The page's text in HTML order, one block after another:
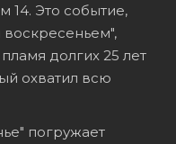
14. Это событие,
долгих 25 лет
охватил всю
погружает